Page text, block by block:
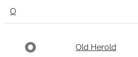
O
O Old Herold